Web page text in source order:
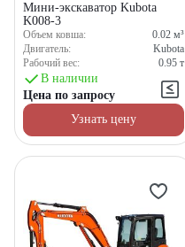
Мини-экскаватор Kubota
K008-3
Объем ковша: 0.02 м³
Двигатель:
Kubota
Рабочий вес:
0.95 т
В наличии
Цена по запросу
Узнать цену